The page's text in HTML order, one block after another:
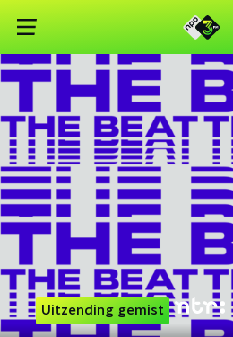
Uitzending gemist